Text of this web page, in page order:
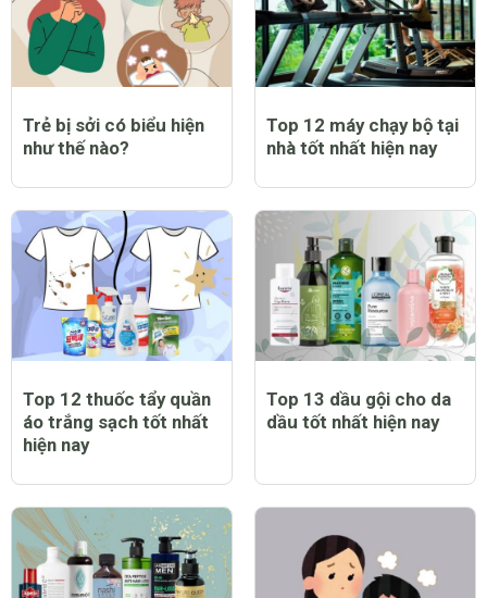
Trẻ bị sởi có biểu hiện
như thế nào?
Top 12 máy chạy bộ tại
nhà tốt nhất hiện nay
Top 12 thuốc tẩy quần
áo trắng sạch tốt nhất
hiện nay
Top 13 dầu gội cho da
dầu tốt nhất hiện nay